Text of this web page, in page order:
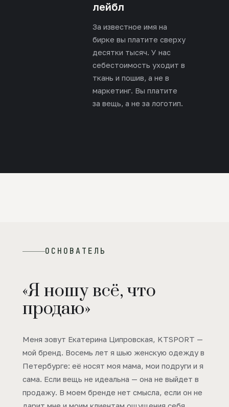
лейбл
За известное имя на
бирке вы платите сверху
десятки тысяч. У нас
себестоимость уходит в
ткань и пошив, а не в
маркетинг. Вы платите
за вещь, а не за логотип.
ОСНОВАТЕЛЬ
«Я ношу всё, что
продаю»
Меня зовут Екатерина Ципровская, KTSPORT —
мой бренд. Восемь лет я шью женскую одежду в
Петербурге: её носят моя мама, мои подруги и я
сама. Если вещь не идеальна — она не выйдет в
продажу. В моем бренде нет смысла, если он не